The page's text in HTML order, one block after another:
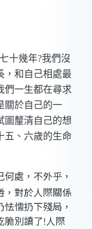
十幾年?我們沒
，和自己相處最
們一生都在尋求
關於自己的一
圖釐清自己的想
五、六歲的生命
處，不外乎，
，對於人際關係
懦扔下殘局，
脆別讀了!人際